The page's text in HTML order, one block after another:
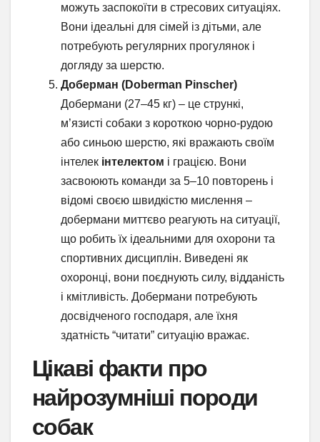
можуть заспокоїти в стресових ситуаціях.
Вони ідеальні для сімей із дітьми, але
потребують регулярних прогулянок і
догляду за шерстю.
Доберман (Doberman Pinscher)
Добермани (27–45 кг) – це стрункі,
м’язисті собаки з короткою чорно-рудою
або синьою шерстю, які вражають своїм
інтелек інтелектом і грацією. Вони
засвоюють команди за 5–10 повторень і
відомі своєю швидкістю мислення –
добермани миттєво реагують на ситуації,
що робить їх ідеальними для охорони та
спортивних дисциплін. Виведені як
охоронці, вони поєднують силу, відданість
і кмітливість. Добермани потребують
досвідченого господаря, але їхня
здатність “читати” ситуацію вражає.
Цікаві факти про
найрозумніші породи
собак